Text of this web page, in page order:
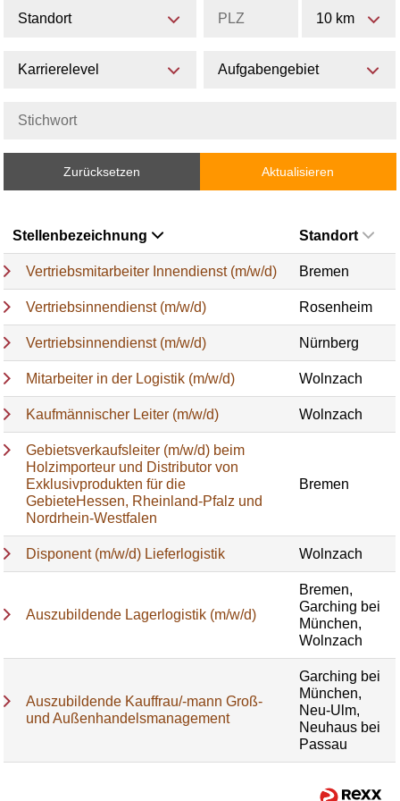
Standort 10 km
Karrierelevel Aufgabengebiet
Zurücksetzen Aktualisieren
Stellenbezeichnung Standort
Vertriebsmitarbeiter Innendienst (m/w/d) Bremen
Vertriebsinnendienst (m/w/d) Rosenheim
Vertriebsinnendienst (m/w/d) Nürnberg
Mitarbeiter in der Logistik (m/w/d) Wolnzach
Kaufmännischer Leiter (m/w/d) Wolnzach
Gebietsverkaufsleiter (m/w/d) beim
Holzimporteur und Distributor von
Exklusivprodukten für die
GebieteHessen, Rheinland-Pfalz und
Nordrhein-Westfalen
Bremen
Disponent (m/w/d) Lieferlogistik Wolnzach
Auszubildende Lagerlogistik (m/w/d)
Bremen,
Garching bei
München,
Wolnzach
Auszubildende Kauffrau/-mann Groß-
und Außenhandelsmanagement
Garching bei
München,
Neu-Ulm,
Neuhaus bei
Passau